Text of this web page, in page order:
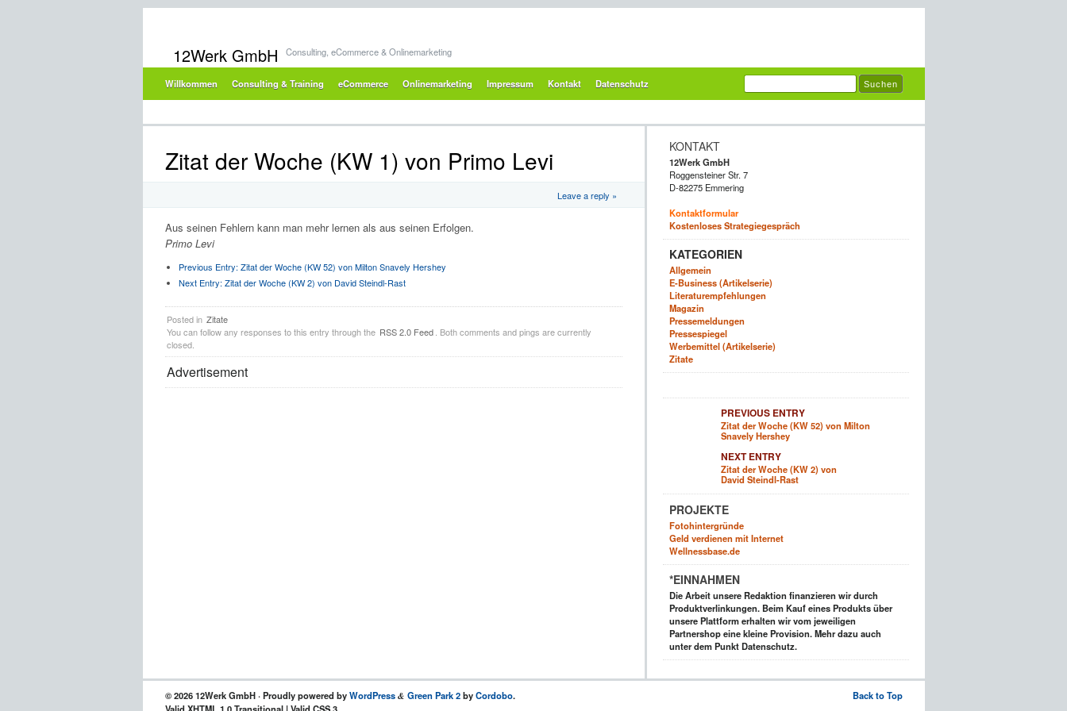
12Werk GmbH Consulting, eCommerce & Onlinemarketing
Willkommen Consulting & Training eCommerce Onlinemarketing Impressum Kontakt Datenschutz
Zitat der Woche (KW 1) von Primo Levi
Leave a reply »
Aus seinen Fehlern kann man mehr lernen als aus seinen Erfolgen.
Primo Levi
Previous Entry: Zitat der Woche (KW 52) von Milton Snavely Hershey
Next Entry: Zitat der Woche (KW 2) von David Steindl-Rast
Posted in Zitate
You can follow any responses to this entry through the RSS 2.0 Feed . Both comments and pings are currently
closed.
Advertisement
KONTAKT
12Werk GmbH
Roggensteiner Str. 7
D-82275 Emmering
Kontaktformular
Kostenloses Strategiegespräch
KATEGORIEN
Allgemein
E-Business (Artikelserie)
Literaturempfehlungen
Magazin
Pressemeldungen
Pressespiegel
Werbemittel (Artikelserie)
Zitate
PREVIOUS ENTRY
Zitat der Woche (KW 52) von Milton
Snavely Hershey
NEXT ENTRY
Zitat der Woche (KW 2) von
David Steindl-Rast
PROJEKTE
Fotohintergründe
Geld verdienen mit Internet
Wellnessbase.de
*EINNAHMEN
Die Arbeit unsere Redaktion finanzieren wir durch
Produktverlinkungen. Beim Kauf eines Produkts über
unsere Plattform erhalten wir vom jeweiligen
Partnershop eine kleine Provision. Mehr dazu auch
unter dem Punkt Datenschutz.
Back to Top
© 2026 12Werk GmbH · Proudly powered byWordPress & Green Park 2byCordobo.